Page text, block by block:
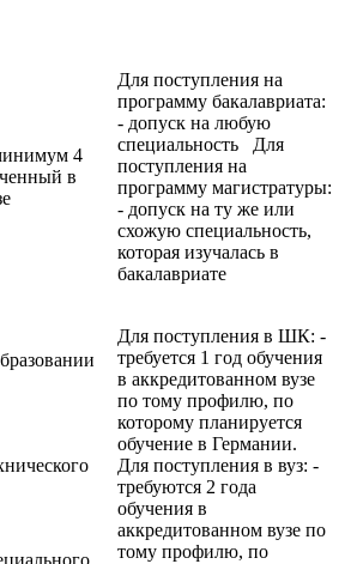
4
в
Для поступления на
программу бакалавриата:
- допуск на любую
специальность Для
поступления на
программу магистратуры:
- допуск на ту же или
схожую специальность,
которая изучалась в
бакалавриате
Для поступления в ШК: -
требуется 1 год обучения
в аккредитованном вузе
по тому профилю, по
которому планируется
обучение в Германии.
Для поступления в вуз: -
требуются 2 года
обучения в
аккредитованном вузе по
тому профилю, по